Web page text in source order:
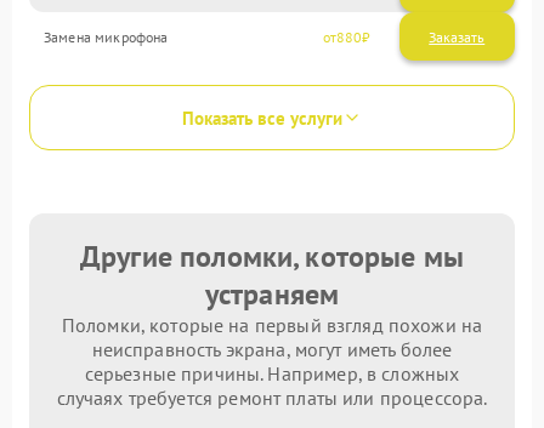
Замена микрофона 880
Показать все услуги
Другие поломки, которые мы
устраняем
Поломки, которые на первый взгляд похожи на
неисправность экрана, могут иметь более
серьезные причины. Например, в сложных
случаях требуется ремонт платы или процессора.